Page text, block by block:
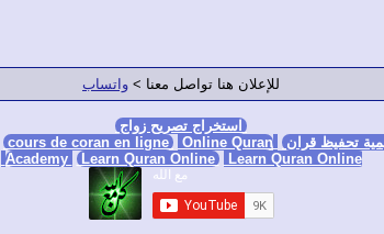
للإعلان هنا تواصل معنا > واتساب
استخراج تصريح زواج
تحفيظ قران cours de coran en ligne Online Quran
Academy Learn Quran Online Learn Quran Online